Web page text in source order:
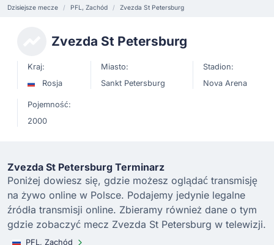
Dzisiejsze mecze PFL, Zachód Zvezda St Petersburg
Zvezda St Petersburg
Kraj:
Rosja
Miasto:
Sankt Petersburg
Stadion:
Nova Arena
Pojemność:
2000
Zvezda St Petersburg Terminarz
Poniżej dowiesz się, gdzie możesz oglądać transmisję
na żywo online w Polsce. Podajemy jedynie legalne
źródła transmisji online. Zbieramy również dane o tym
gdzie zobaczyć mecz Zvezda St Petersburg w telewizji.
PFL, Zachód